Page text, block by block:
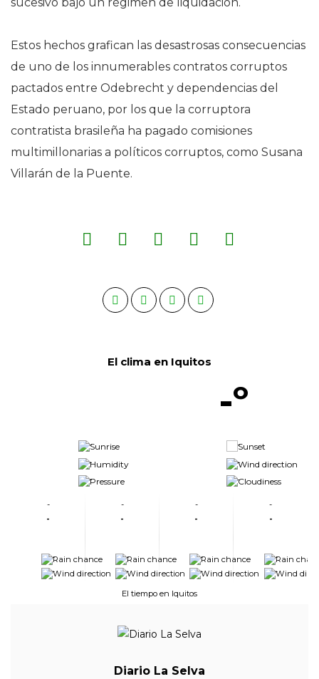
Estos hechos grafican las desastrosas consecuencias
de uno de los innumerables contratos corruptos
pactados entre Odebrecht y dependencias del
Estado peruano, por los que la corruptora
contratista brasileña ha pagado comisiones
multimillonarias a políticos corruptos, como Susana
Villarán de la Puente.
El clima en Iquitos
-º
-
-
-
-
-
-
-
-
-
-
-
-
-
-
-
-
-
-
-
-
-
-
El tiempo en Iquitos
Diario La Selva